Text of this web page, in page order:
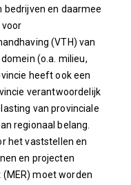
bedrijven en daarmee
(VTH) van
(o.a. milieu,
heeft ook een
verantwoordelijk
van provinciale
regionaal belang.
het vaststellen en
en projecten
moet worden